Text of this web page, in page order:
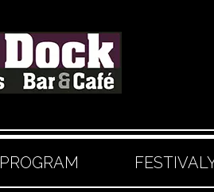
PROGRAM